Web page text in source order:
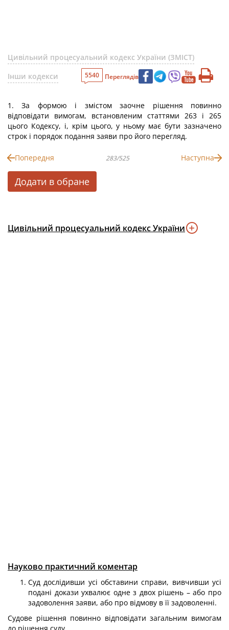
Цивільний процесуальний кодекс України (ЗМІСТ)
Інши кодекси
5540 Переглядів
1. За формою і змістом заочне рішення повинно
відповідати вимогам, встановленим статтями 263 і 265
цього Кодексу, і, крім цього, у ньому має бути зазначено
строк і порядок подання заяви про його перегляд.
Попередня 283/525 Наступна
Додати в обране
Цивільний процесуальний кодекс України
Науково практичний коментар
Суд дослідивши усі обставини справи, вивчивши усі
подані докази ухвалює одне з двох рішень – або про
задоволення заяви, або про відмову в її задоволенні.
Судове рішення повинно відповідати загальним вимогам